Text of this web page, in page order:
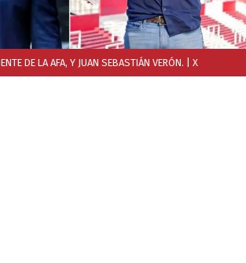
DE LA AFA, Y JUAN SEBASTIÁN VERÓN. | X